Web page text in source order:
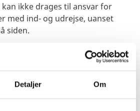
Detaljer Om
ikke drages til ansvar for
med ind- og udrejse, uanset
siden.
maks. 90 dage).